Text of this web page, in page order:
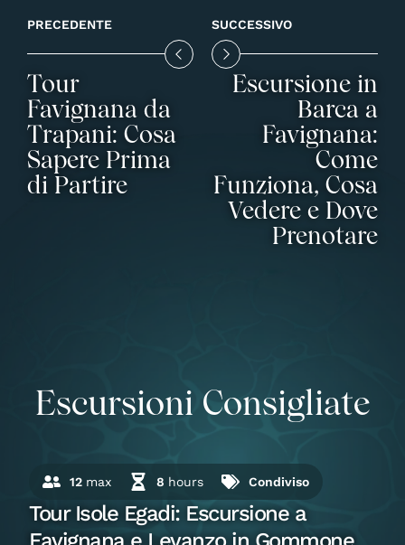
PRECEDENTE
Tour
Favignana da
Trapani: Cosa
Sapere Prima
di Partire
SUCCESSIVO
Escursione in
Barca a
Favignana:
Come
Funziona, Cosa
Vedere e Dove
Prenotare
Escursioni Consigliate
12 max 8 hours Condiviso
Tour Isole Egadi: Escursione a